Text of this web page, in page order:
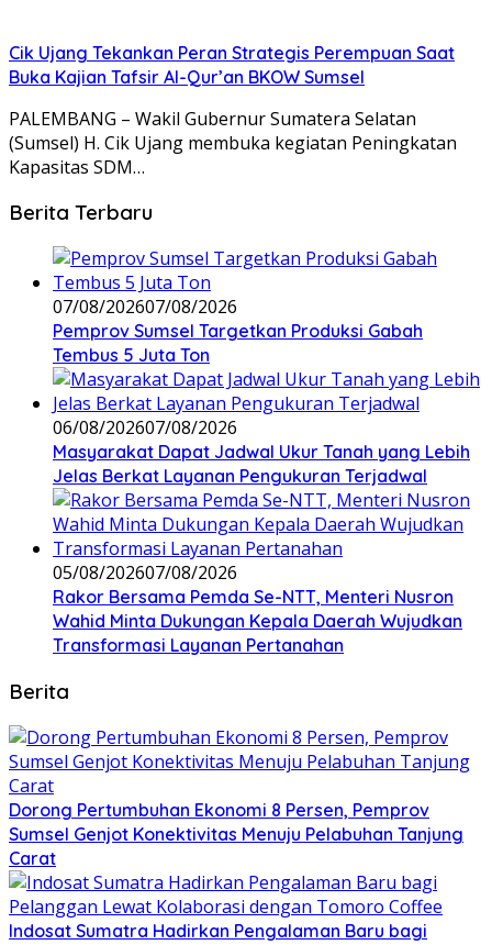
Cik Ujang Tekankan Peran Strategis Perempuan Saat
Buka Kajian Tafsir Al-Qur’an BKOW Sumsel
PALEMBANG – Wakil Gubernur Sumatera Selatan
(Sumsel) H. Cik Ujang membuka kegiatan Peningkatan
Kapasitas SDM…
Berita Terbaru
07/08/202607/08/2026
Pemprov Sumsel Targetkan Produksi Gabah
Tembus 5 Juta Ton
06/08/202607/08/2026
Masyarakat Dapat Jadwal Ukur Tanah yang Lebih
Jelas Berkat Layanan Pengukuran Terjadwal
05/08/202607/08/2026
Rakor Bersama Pemda Se-NTT, Menteri Nusron
Wahid Minta Dukungan Kepala Daerah Wujudkan
Transformasi Layanan Pertanahan
Berita
Dorong Pertumbuhan Ekonomi 8 Persen, Pemprov
Sumsel Genjot Konektivitas Menuju Pelabuhan Tanjung
Carat
Indosat Sumatra Hadirkan Pengalaman Baru bagi